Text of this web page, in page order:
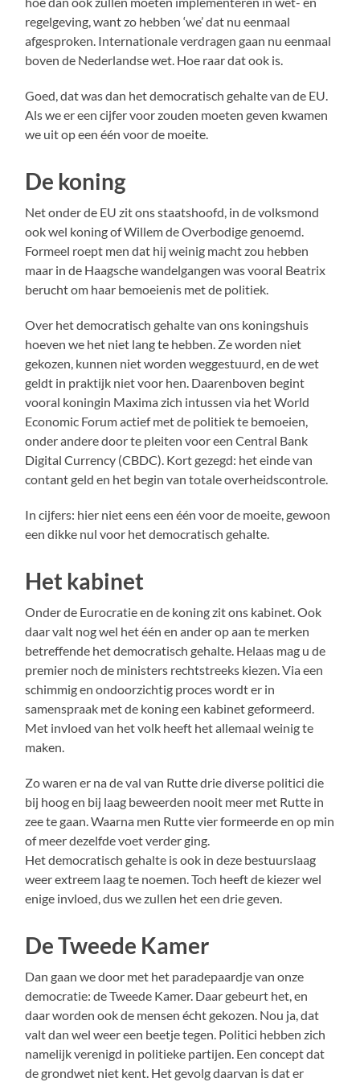
regelgeving, want zo hebben ‘we’ dat nu eenmaal
afgesproken. Internationale verdragen gaan nu eenmaal
boven de Nederlandse wet. Hoe raar dat ook is.
Goed, dat was dan het democratisch gehalte van de EU.
Als we er een cijfer voor zouden moeten geven kwamen
we uit op een één voor de moeite.
De koning
Net onder de EU zit ons staatshoofd, in de volksmond
ook wel koning of Willem de Overbodige genoemd.
Formeel roept men dat hij weinig macht zou hebben
maar in de Haagsche wandelgangen was vooral Beatrix
berucht om haar bemoeienis met de politiek.
Over het democratisch gehalte van ons koningshuis
hoeven we het niet lang te hebben. Ze worden niet
gekozen, kunnen niet worden weggestuurd, en de wet
geldt in praktijk niet voor hen. Daarenboven begint
vooral koningin Maxima zich intussen via het World
Economic Forum actief met de politiek te bemoeien,
onder andere door te pleiten voor een Central Bank
Digital Currency (CBDC). Kort gezegd: het einde van
contant geld en het begin van totale overheidscontrole.
In cijfers: hier niet eens een één voor de moeite, gewoon
een dikke nul voor het democratisch gehalte.
Het kabinet
Onder de Eurocratie en de koning zit ons kabinet. Ook
daar valt nog wel het één en ander op aan te merken
betreffende het democratisch gehalte. Helaas mag u de
premier noch de ministers rechtstreeks kiezen. Via een
schimmig en ondoorzichtig proces wordt er in
samenspraak met de koning een kabinet geformeerd.
Met invloed van het volk heeft het allemaal weinig te
maken.
Zo waren er na de val van Rutte drie diverse politici die
bij hoog en bij laag beweerden nooit meer met Rutte in
zee te gaan. Waarna men Rutte vier formeerde en op min
of meer dezelfde voet verder ging.
Het democratisch gehalte is ook in deze bestuurslaag
weer extreem laag te noemen. Toch heeft de kiezer wel
enige invloed, dus we zullen het een drie geven.
De Tweede Kamer
Dan gaan we door met het paradepaardje van onze
democratie: de Tweede Kamer. Daar gebeurt het, en
daar worden ook de mensen écht gekozen. Nou ja, dat
valt dan wel weer een beetje tegen. Politici hebben zich
namelijk verenigd in politieke partijen. Een concept dat
de grondwet niet kent. Het gevolg daarvan is dat er